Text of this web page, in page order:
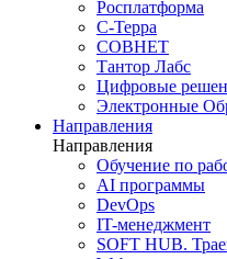
Росплатформа
С-Терра
СОВНЕТ
Тантор Лабс
Цифровые
Электронные
Направления
Направления
Обучение по
AI программы
DevOps
IT-менеджмент
SOFT HUB.